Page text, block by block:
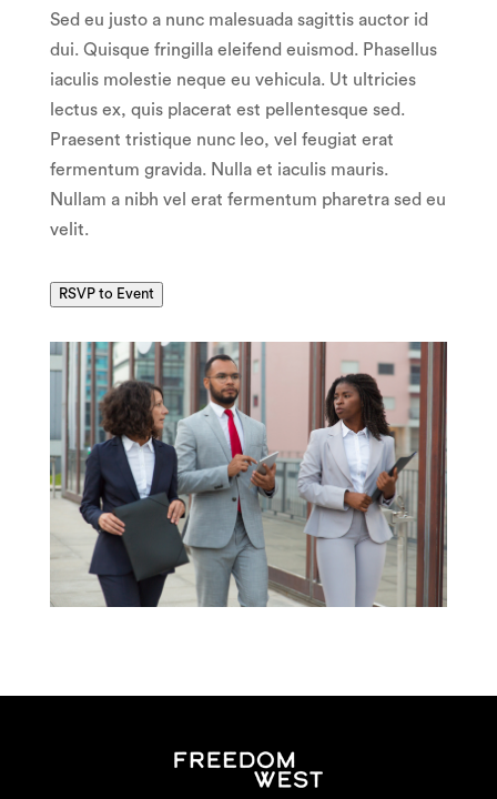
Sed eu justo a nunc malesuada sagittis auctor id
dui. Quisque fringilla eleifend euismod. Phasellus
iaculis molestie neque eu vehicula. Ut ultricies
lectus ex, quis placerat est pellentesque sed.
Praesent tristique nunc leo, vel feugiat erat
fermentum gravida. Nulla et iaculis mauris.
Nullam a nibh vel erat fermentum pharetra sed eu
velit.
RSVP to Event